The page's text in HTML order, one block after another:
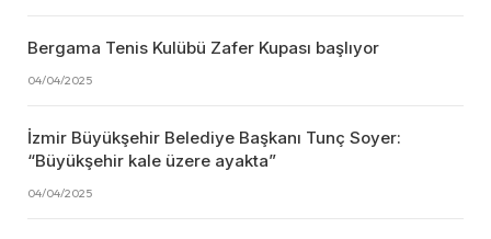
Bergama Tenis Kulübü Zafer Kupası başlıyor
04/04/2025
İzmir Büyükşehir Belediye Başkanı Tunç Soyer:
“Büyükşehir kale üzere ayakta”
04/04/2025